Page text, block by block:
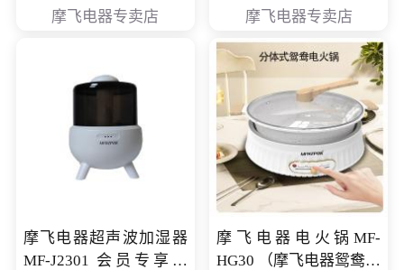
摩飞电器专卖店 摩飞电器专卖店
摩飞电器超声波加湿器
MF-J2301 会员专享价
摩飞电器电火锅MF-
HG30 （摩飞电器鸳鸯锅